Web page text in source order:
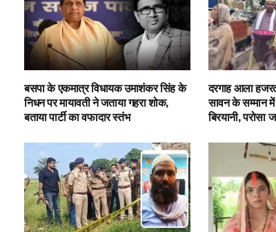
बसपा के एकमात्र विधायक उमाशंकर सिंह के
निधन पर मायावती ने जताया गहरा शोक,
बताया पार्टी का वफादार स्तंभ
दरगाह आला
सावन के सम्मान
बिरयानी, परोसा